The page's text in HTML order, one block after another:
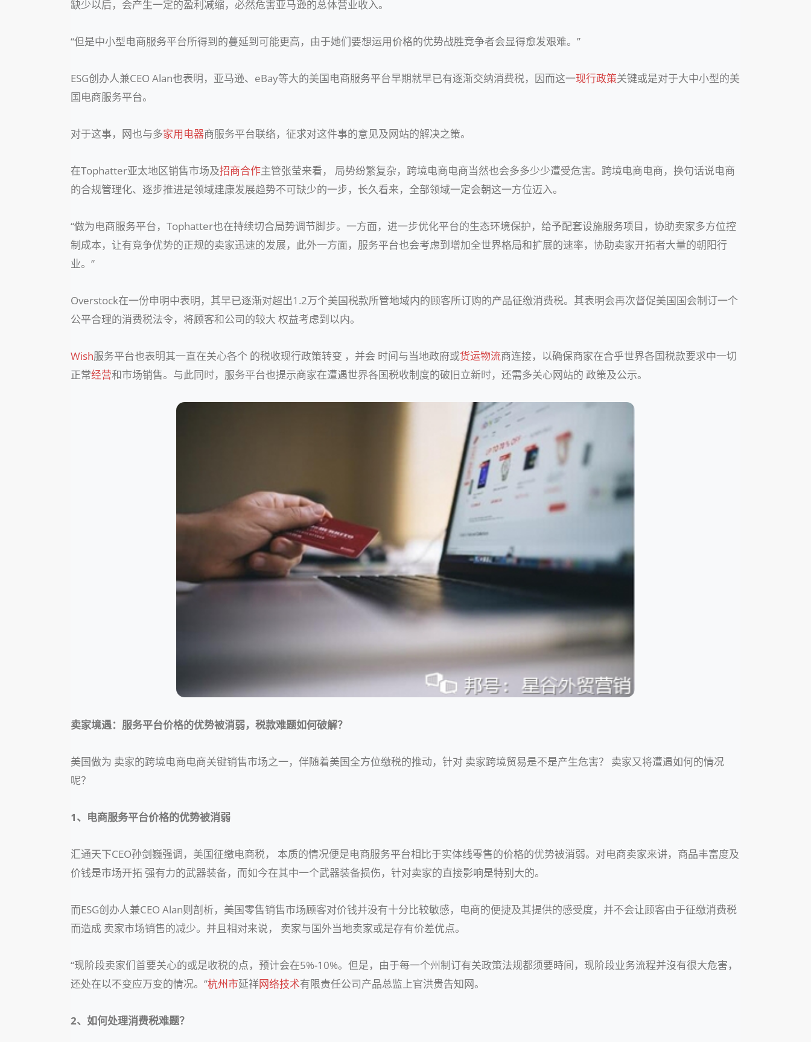
缺少以后，会产生一定的盈利减缩，必然危害亚马逊的总体营业收入。
“但是中小型电商服务平台所得到的蔓延到可能更高，由于她们要想运用价格的优势战胜竞争者会显得愈发艰难。”
ESG创办人兼CEO Alan也表明，亚马逊、eBay等大的美国电商服务平台早期就早已有逐渐交纳消费税，因而这一现行政策关键或是对于大中小型的美
国电商服务平台。
对于这事，网也与多家用电器商服务平台联络，征求对这件事的意见及网站的解决之策。
在Tophatter亚太地区销售市场及招商合作主管张莹来看， 局势纷繁复杂，跨境电商电商当然也会多多少少遭受危害。跨境电商电商，换句话说电商
的合规管理化、逐步推进是领域建康发展趋势不可缺少的一步，长久看来，全部领域一定会朝这一方位迈入。
“做为电商服务平台，Tophatter也在持续切合局势调节脚步。一方面，进一步优化平台的生态环境保护，给予配套设施服务项目，协助卖家多方位控
制成本，让有竞争优势的正规的卖家迅速的发展，此外一方面，服务平台也会考虑到增加全世界格局和扩展的速率，协助卖家开拓者大量的朝阳行
业。”
Overstock在一份申明中表明，其早已逐渐对超出1.2万个美国税款所管地域内的顾客所订购的产品征缴消费税。其表明会再次督促美国国会制订一个
公平合理的消费税法令，将顾客和公司的较大 权益考虑到以内。
Wish服务平台也表明其一直在关心各个 的税收现行政策转变 ，并会 时间与当地政府或货运物流商连接，以确保商家在合乎世界各国税款要求中一切
正常经营和市场销售。与此同时，服务平台也提示商家在遭遇世界各国税收制度的破旧立新时，还需多关心网站的 政策及公示。
卖家境遇：服务平台价格的优势被消弱，税款难题如何破解？
美国做为 卖家的跨境电商电商关键销售市场之一，伴随着美国全方位缴税的推动，针对 卖家跨境贸易是不是产生危害？ 卖家又将遭遇如何的情况
呢？
1、电商服务平台价格的优势被消弱
汇通天下CEO孙剑巍强调，美国征缴电商税， 本质的情况便是电商服务平台相比于实体线零售的价格的优势被消弱。对电商卖家来讲，商品丰富度及
价钱是市场开拓 强有力的武器装备，而如今在其中一个武器装备损伤，针对卖家的直接影响是特别大的。
而ESG创办人兼CEO Alan则剖析，美国零售销售市场顾客对价钱并没有十分比较敏感，电商的便捷及其提供的感受度，并不会让顾客由于征缴消费税
而造成 卖家市场销售的减少。并且相对来说， 卖家与国外当地卖家或是存有价差优点。
“现阶段卖家们首要关心的或是收税的点，预计会在5%-10%。但是，由于每一个州制订有关政策法规都须要時间，现阶段业务流程并沒有很大危害，
还处在以不变应万变的情况。”杭州市延祥网络技术有限责任公司产品总监上官洪贵告知网。
2、如何处理消费税难题？